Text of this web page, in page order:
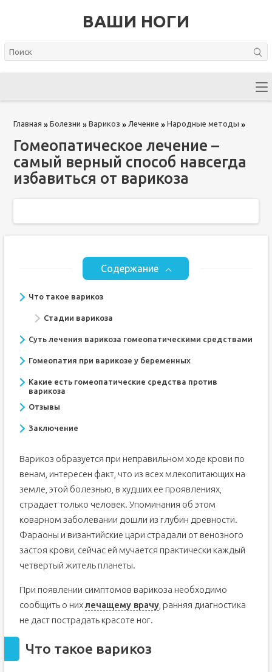
ВАШИ НОГИ
Главная » Болезни » Варикоз » Лечение » Народные методы »
Гомеопатическое лечение –
самый верный способ навсегда
избавиться от варикоза
Содержание
Что такое варикоз
Стадии варикоза
Суть лечения варикоза гомеопатическими средствами
Гомеопатия при варикозе у беременных
Какие есть гомеопатические средства против
варикоза
Отзывы
Заключение
Варикоз образуется при неправильном ходе крови по
венам, интересен факт, что из всех млекопитающих на
земле, этой болезнью, в худших ее проявлениях,
страдает только человек. Упоминания об этом
коварном заболевании дошли из глубин древности.
Фараоны и византийские цари страдали от венозного
застоя крови, сейчас ей мучается практически каждый
четвертый житель планеты.
При появлении симптомов варикоза необходимо
сообщить о нихлечащему врачу, ранняя диагностика
не даст пострадать красоте ног.
Что такое варикоз